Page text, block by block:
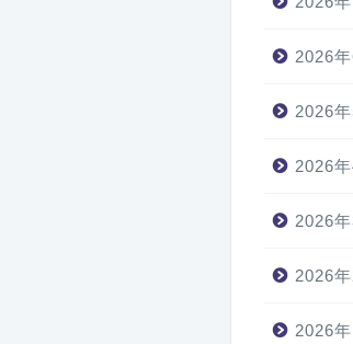
2026年
2026年
2026年
2026年
2026年
2026年